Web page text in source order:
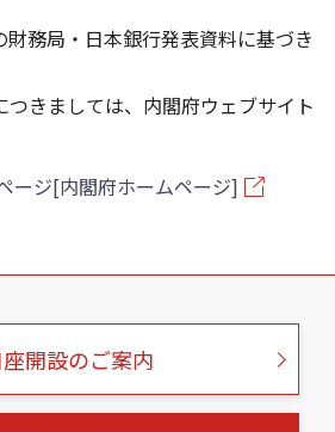
務局・日本銀行発表資料に基づき
きましては、内閣府ウェブサイト
ージ[内閣府ホームページ]
開設のご案内